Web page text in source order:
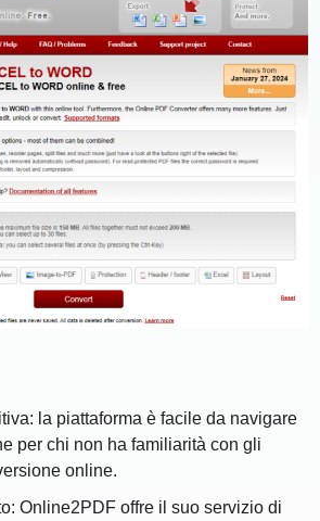
la piattaforma è facile da navigare
per chi non ha familiarità con gli
online.
Online2PDF offre il suo servizio di